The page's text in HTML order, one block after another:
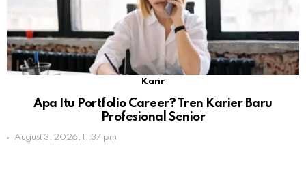
Karir
Apa Itu Portfolio Career? Tren Karier Baru
Profesional Senior
August 3, 2026, 11:37 pm